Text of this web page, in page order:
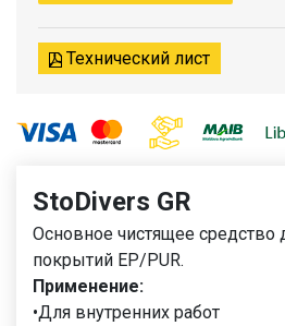
Технический лист
StoDivers GR
Основное чистящее средство
покрытий EP/PUR.
Применение:
•Для внутренних работ